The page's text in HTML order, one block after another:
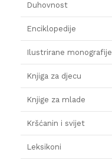
Duhovnost
Enciklopedije
Ilustrirane monografije
Knjiga za djecu
Knjige za mlade
Kršćanin i svijet
Leksikoni